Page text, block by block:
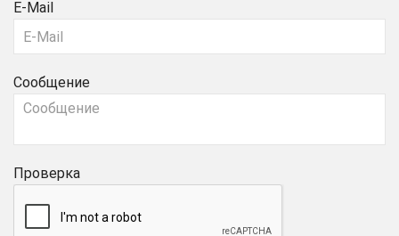
E-Mail
Сообщение
Проверка